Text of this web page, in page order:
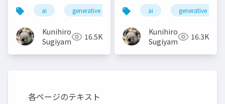
ai generative ai machine learning deep
Kunihiro
Sugiyama
16.5K
ai generative ai
Kunihiro
Sugiyama
16.3K
各ページのテキスト